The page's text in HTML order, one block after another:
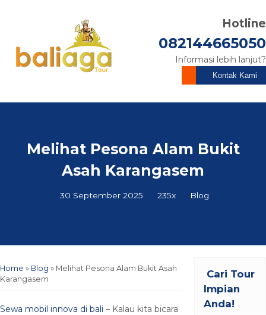
Hotline
082144665050
Informasi lebih lanjut?
Kontak Kami
Melihat Pesona Alam Bukit
Asah Karangasem
30 September 2025 235x Blog
Home » Blog » Melihat Pesona Alam Bukit Asah
Karangasem
Sewa mobil innova di bali – Kalau kita bicara
Cari Tour
Impian
Anda!